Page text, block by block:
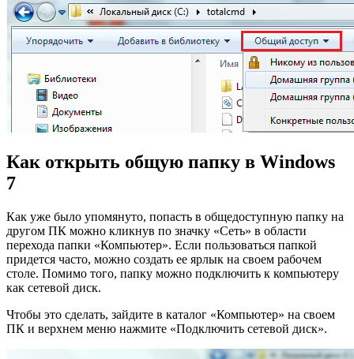
Как открыть общую папку в Windows
7
Как уже было упомянуто, попасть в общедоступную папку на
другом ПК можно кликнув по значку «Сеть» в области
перехода папки «Компьютер». Если пользоваться папкой
придется часто, можно создать ее ярлык на своем рабочем
столе. Помимо того, папку можно подключить к компьютеру
как сетевой диск.
Чтобы это сделать, зайдите в каталог «Компьютер» на своем
ПК и верхнем меню нажмите «Подключить сетевой диск».